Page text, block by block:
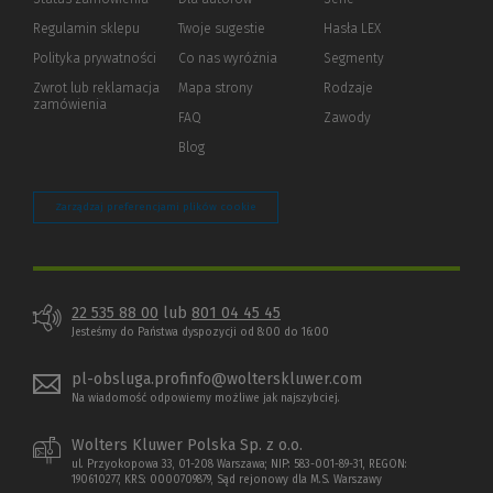
Regulamin sklepu
Polityka prywatności (Nowe
(Link
innej
Zwrot lub reklamacja
zamówienia
innej
strony)
Twoje sugestie
Co nas wyróżnia
Mapa strony
FAQ
Blog
Hasła LEX
Segmenty
Rodzaje
Zawody
Zarządzaj preferencjami plików cookie
22 535 88 00 lub 801 04 45 45
Jesteśmy do Państwa dyspozycji od 8:00 do 16:00
pl-obsluga.profinfo@wolterskluwer.com
Na wiadomość odpowiemy możliwe jak najszybciej.
Wolters Kluwer Polska Sp. z o.o.
ul. Przyokopowa 33, 01-208 Warszawa; NIP: 583-001-89-31, REGON:
190610277, KRS: 0000709879, Sąd rejonowy dla M.S. Warszawy